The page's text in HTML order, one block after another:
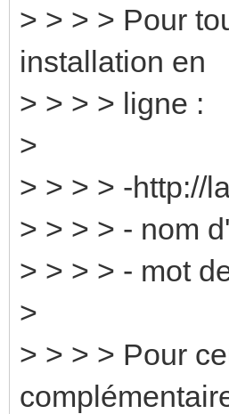
> > > > Pour
installation en
> > > > ligne :
>
> > > > -http://
> > > > - nom
> > > > - mot
>
> > > > Pour